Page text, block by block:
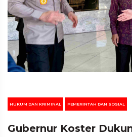
HUKUM DAN KRIMINAL PEMERINTAH DAN SOSIAL
Gubernur Koster